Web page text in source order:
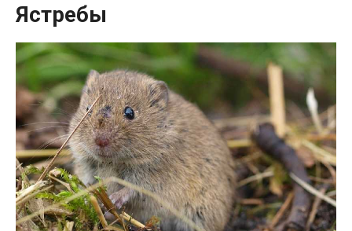
Ястребы